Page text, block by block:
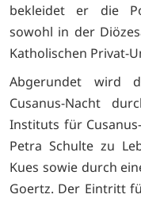
bekleidet er die
sowohl in der
Katholischen Privat-
Abgerundet wird
Cusanus-Nacht
Instituts für
Petra Schulte zu
Kues sowie durch
Goertz. Der Eintritt